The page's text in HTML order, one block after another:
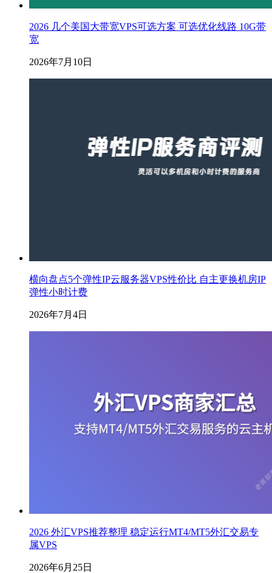
2026 几个美国大带宽VPS可选方案 可选优化线路 10G带
宽
2026年7月10日
横向盘点5个弹性IP云服务器VPS性价比 自主更换机房IP
弹性小时计费
2026年7月4日
2026 外汇VPS推荐整理 稳定运行MT4/MT5外汇交易专
属VPS
2026年6月25日